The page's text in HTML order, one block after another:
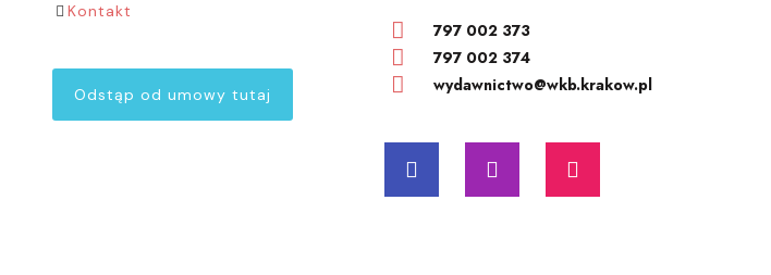
Kontakt
Odstąp od umowy tutaj
797 002 373
797 002 374
wydawnictwo@wkb.krakow.pl